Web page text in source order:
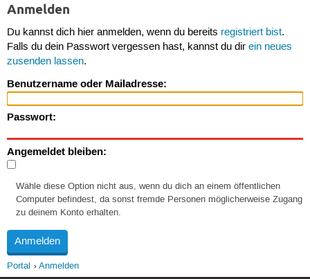
Anmelden
Du kannst dich hier anmelden, wenn du bereits registriert bist.
Falls du dein Passwort vergessen hast, kannst du dir ein neues
zusenden lassen.
Benutzername oder Mailadresse:
Passwort:
Angemeldet bleiben:
Wähle diese Option nicht aus, wenn du dich an einem öffentlichen
Computer befindest, da sonst fremde Personen möglicherweise Zugang
zu deinem Konto erhalten.
Portal Anmelden